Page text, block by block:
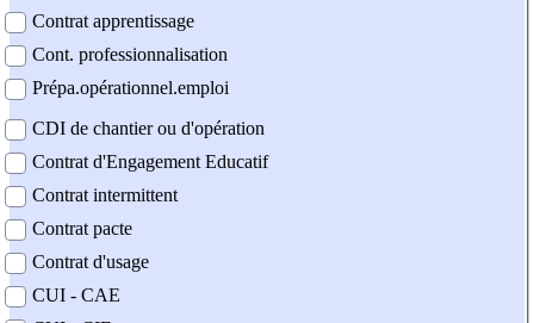
Contrat apprentissage
Cont. professionnalisation
Prépa.opérationnel.emploi
CDI de chantier ou d'opération
Contrat d'Engagement Educatif
Contrat intermittent
Contrat pacte
Contrat d'usage
CUI - CAE